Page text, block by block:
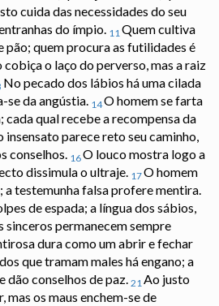
cuida das necessidades do seu
do ímpio. 11Quem cultiva
pão; quem procura as futilidades é
o laço do perverso, mas a raiz
No pecado dos lábios há uma cilada
se da angústia. 14O homem se farta
qual recebe a recompensa da
insensato parece reto seu caminho,
conselhos. 16O louco mostra logo a
dissimula o ultraje. 17O homem
a testemunha falsa profere mentira.
de espada; a língua dos sábios,
sinceros permanecem sempre
dura como um abrir e fechar
que tramam males há engano; a
dão conselhos de paz. 21Ao justo
mas os maus enchem-se de